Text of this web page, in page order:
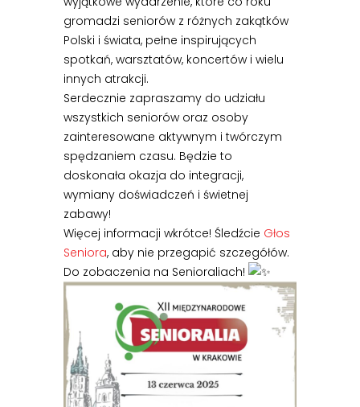
gromadzi seniorów z różnych zakątków
Polski i świata, pełne inspirujących
spotkań, warsztatów, koncertów i wielu
innych atrakcji.
Serdecznie zapraszamy do udziału
wszystkich seniorów oraz osoby
zainteresowane aktywnym i twórczym
spędzaniem czasu. Będzie to
doskonała okazja do integracji,
wymiany doświadczeń i świetnej
zabawy!
Więcej informacji wkrótce! Śledźcie Głos
Seniora, aby nie przegapić szczegółów.
Do zobaczenia na Senioraliach!